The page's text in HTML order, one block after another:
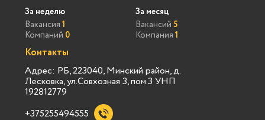
За неделю
Вакансия 1
Компаний 0
За месяц
Вакансий 5
Компания 1
Контакты
Адрес: РБ, 223040, Минский район, д.
Лесковка, ул.Совхозная 3, пом.3 УНП
192812779
+375255494555